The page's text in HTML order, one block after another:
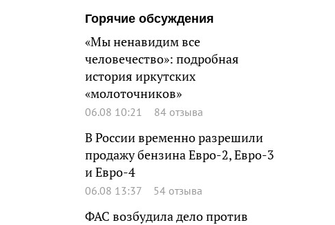
Горячие обсуждения
«Мы ненавидим все
человечество»: подробная
история иркутских
«молоточников»
06.08 10:21 84 отзыва
В России временно разрешили
продажу бензина Евро-2, Евро-3
и Евро-4
06.08 13:37 54 отзыва
ФАС возбудила дело против